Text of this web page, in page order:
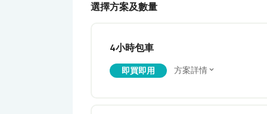
選擇方案及數量
4小時包車
即買即用 方案詳情